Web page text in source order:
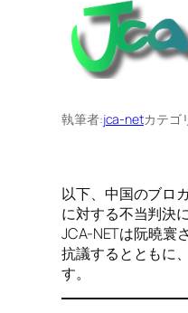
執筆者:jca-netカテゴ
以下、中国のブロ
に対する不当判決
JCA-NETは阮曉寰
抗議するとともに
す。